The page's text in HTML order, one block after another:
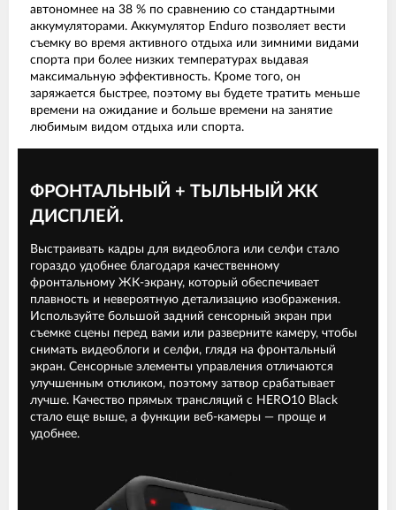
автономнее на 38 % по сравнению со стандартными
аккумуляторами. Аккумулятор Enduro позволяет вести
съемку во время активного отдыха или зимними видами
спорта при более низких температурах выдавая
максимальную эффективность. Кроме того, он
заряжается быстрее, поэтому вы будете тратить меньше
времени на ожидание и больше времени на занятие
любимым видом отдыха или спорта.
ФРОНТАЛЬНЫЙ + ТЫЛЬНЫЙ ЖК
ДИСПЛЕЙ.
Выстраивать кадры для видеоблога или селфи стало
гораздо удобнее благодаря качественному
фронтальному ЖК-экрану, который обеспечивает
плавность и невероятную детализацию изображения.
Используйте большой задний сенсорный экран при
съемке сцены перед вами или разверните камеру, чтобы
снимать видеоблоги и селфи, глядя на фронтальный
экран. Сенсорные элементы управления отличаются
улучшенным откликом, поэтому затвор срабатывает
лучше. Качество прямых трансляций с HERO10 Black
стало еще выше, а функции веб-камеры — проще и
удобнее.